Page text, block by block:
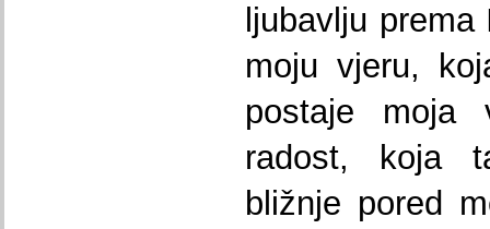
ljubavlju
moju vjeru,
postaje moja
radost, koja
bližnje pored